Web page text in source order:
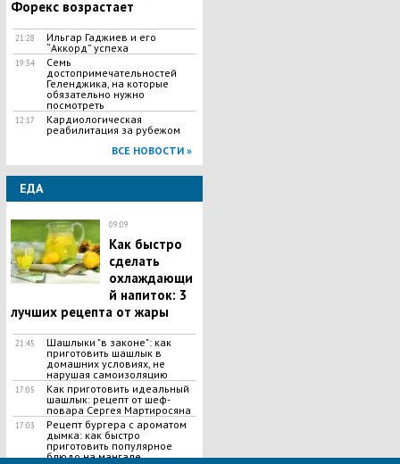
Форекс возрастает
21:28
Ильгар Гаджиев и его
“Аккорд” успеха
19:34
Семь
достопримечательностей
Геленджика, на которые
обязательно нужно
посмотреть
12:17
Кардиологическая
реабилитация за рубежом
ВСЕ НОВОСТИ »
ЕДА
09:09
Как быстро
сделать
охлаждающи
й напиток: 3
лучших рецепта от жары
21:45
Шашлыки "в законе": как
приготовить шашлык в
домашних условиях, не
нарушая самоизоляцию
17:05
Как приготовить идеальный
шашлык​: рецепт от шеф-
повара Сергея Мартиросяна
17:03
Рецепт бургера с ароматом
дымка: как быстро
приготовить популярное
блюдо на мангале